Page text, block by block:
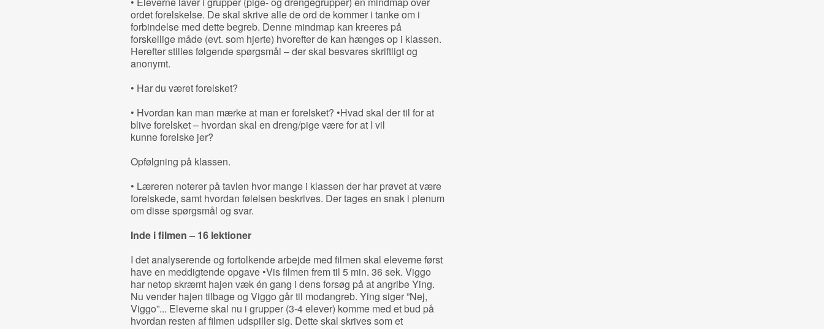
ordet forelskelse. De skal skrive alle de ord de kommer i tanke om i
forbindelse med dette begreb. Denne mindmap kan kreeres på
forskellige måde (evt. som hjerte) hvorefter de kan hænges op i klassen.
Herefter stilles følgende spørgsmål – der skal besvares skriftligt og
anonymt.
• Har du været forelsket?
• Hvordan kan man mærke at man er forelsket? •Hvad skal der til for at
blive forelsket – hvordan skal en dreng/pige være for at I vil
kunne forelske jer?
Opfølgning på klassen.
• Læreren noterer på tavlen hvor mange i klassen der har prøvet at være
forelskede, samt hvordan følelsen beskrives. Der tages en snak i plenum
om disse spørgsmål og svar.
Inde i filmen – 16 lektioner
I det analyserende og fortolkende arbejde med filmen skal eleverne først
have en meddigtende opgave •Vis filmen frem til 5 min. 36 sek. Viggo
har netop skræmt hajen væk én gang i dens forsøg på at angribe Ying.
Nu vender hajen tilbage og Viggo går til modangreb. Ying siger ”Nej,
Viggo”... Eleverne skal nu i grupper (3‐4 elever) komme med et bud på
hvordan resten af filmen udspiller sig. Dette skal skrives som et